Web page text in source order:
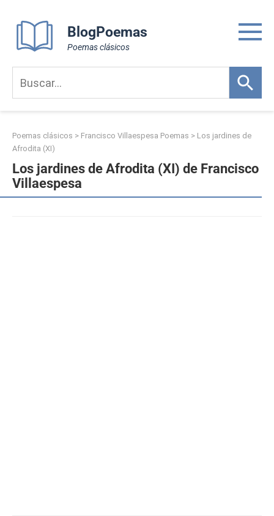
content
BlogPoemas
Poemas clásicos
Poemas clásicos > Francisco Villaespesa Poemas > Los jardines de
Afrodita (XI)
Los jardines de Afrodita (XI) de Francisco
Villaespesa